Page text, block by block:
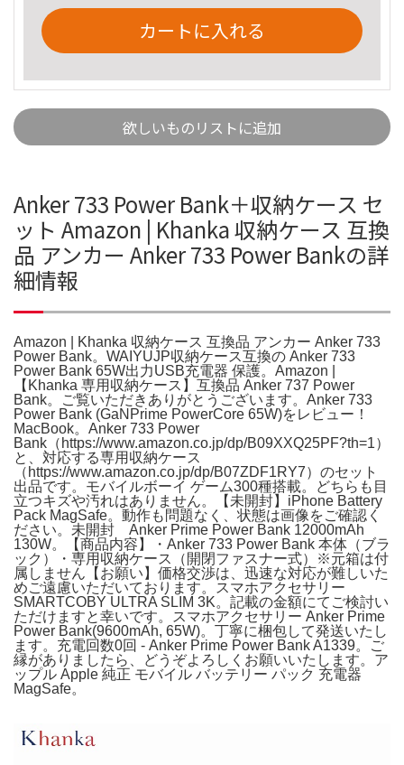
カートに入れる
欲しいものリストに追加
Anker 733 Power Bank＋収納ケース セ
ット Amazon | Khanka 収納ケース 互換
品 アンカー Anker 733 Power Bankの詳
細情報
Amazon | Khanka 収納ケース 互換品 アンカー Anker 733
Power Bank。WAIYUJP収納ケース互換の Anker 733
Power Bank 65W出力USB充電器 保護。Amazon |
【Khanka 専用収納ケース】互換品 Anker 737 Power
Bank。ご覧いただきありがとうございます。Anker 733
Power Bank (GaNPrime PowerCore 65W)をレビュー！
MacBook。Anker 733 Power
Bank（https://www.amazon.co.jp/dp/B09XXQ25PF?th=1）
と、対応する専用収納ケース
（https://www.amazon.co.jp/dp/B07ZDF1RY7）のセット
出品です。モバイルボーイ ゲーム300種搭載。どちらも目
立つキズや汚れはありません。【未開封】iPhone Battery
Pack MagSafe。動作も問題なく、状態は画像をご確認く
ださい。未開封 Anker Prime Power Bank 12000mAh
130W。【商品内容】・Anker 733 Power Bank 本体（ブラ
ック）・専用収納ケース（開閉ファスナー式）※元箱は付
属しません【お願い】価格交渉は、迅速な対応が難しいた
めご遠慮いただいております。スマホアクセサリー
SMARTCOBY ULTRA SLIM 3K。記載の金額にてご検討い
ただけますと幸いです。スマホアクセサリー Anker Prime
Power Bank(9600mAh, 65W)。丁寧に梱包して発送いたし
ます。充電回数0回 - Anker Prime Power Bank A1339。ご
縁がありましたら、どうぞよろしくお願いいたします。ア
ップル Apple 純正 モバイル バッテリー パック 充電器
MagSafe。